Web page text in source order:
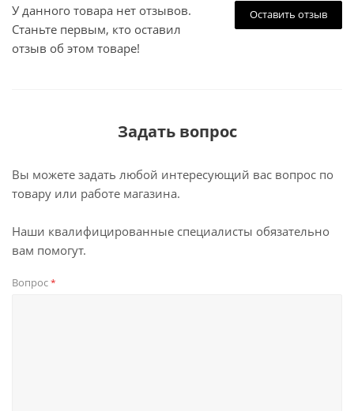
Оставить отзыв
У данного товара нет отзывов.
Станьте первым, кто оставил
отзыв об этом товаре!
Задать вопрос
Вы можете задать любой интересующий вас вопрос по
товару или работе магазина.
Наши квалифицированные специалисты обязательно
вам помогут.
Вопрос*